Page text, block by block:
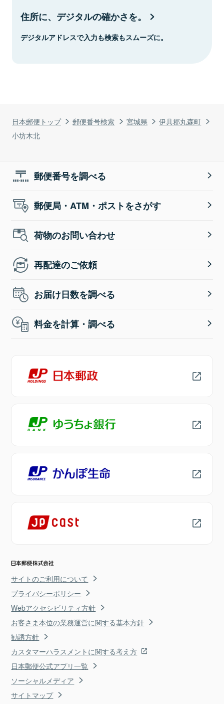
日本郵便トップ 郵便番号検索 宮城県
伊具郡丸森町
小坊木北
住所に、デジタルの確かさを。
デジタルアドレスで入力も検索もスムーズに。
郵便番号を調べる
郵便局・ATM・ポストをさがす
荷物のお問い合わせ
再配達のご依頼
お届け日数を調べる
料金を計算・調べる
サイトのご利用について
プライバシーポリシー
Webアクセシビリティ方針
お客さま本位の業務運営に関する基本方針
勧誘方針
カスタマーハラスメントに関する考え方
日本郵便公式アプリ一覧
ソーシャルメディア
サイトマップ